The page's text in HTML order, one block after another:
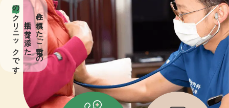
住み慣れたご自宅での
生活に寄り添った
のクリニックです